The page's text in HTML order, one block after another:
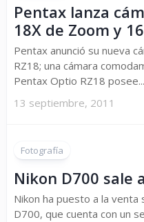
Pentax lanza
18X de Zoom y
Pentax anunció su nueva
RZ18; una cámara
Pentax Optio RZ18 posee...
13 septiembre, 2011
Fotografía
Nikon D700 sale
Nikon ha puesto a la venta
D700, que cuenta con un